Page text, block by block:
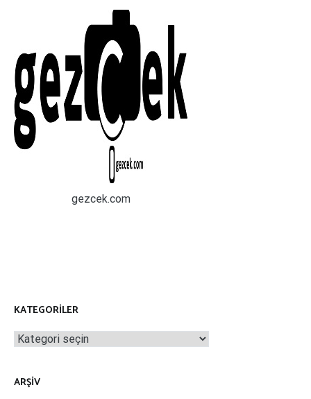
gezcek.com
KATEGORILER
Kategoriler
ARŞIV